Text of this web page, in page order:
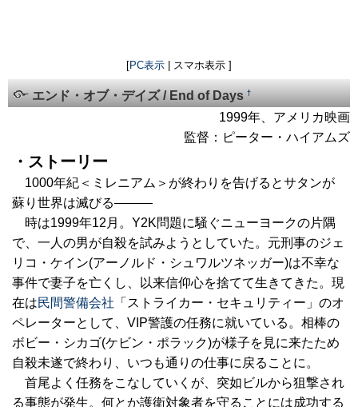
[PC表示 | スマホ表示 ]
エンド・オブ・デイズ / End of Days†
1999年、アメリカ映画
監督：ピーター・ハイアムズ
・ストーリー
1000年紀＜ミレニアム＞が終わりを告げるとサタンが
蘇り世界は滅びる―――
時は1999年12月。Y2K問題に騒ぐニューヨークの片隅
で、一人の男が自殺を試みようとしていた。元刑事のジェ
リコ・ケイン(アーノルド・シュワルツネッガー)は不幸な
事件で妻子を亡くし、以来信仰心を捨てて生きてきた。現
在は民間警備会社 「ストライカー・セキュリティー」のオ
ペレーターとして、VIP警護の任務に就いている。相棒の
ボビー・シカゴ(ケビン・ポラック)が様子を見に来たため
自殺未遂で終わり、いつも通りの仕事に戻ることに。
首尾よく任務をこなしていくが、突如ビルから狙撃され
る事態が発生。何とか護衛対象者を守ることには成功する